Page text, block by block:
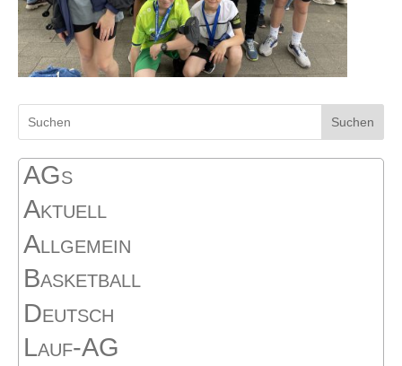
Suchen
AGs
Aktuell
Allgemein
Basketball
Deutsch
Lauf-AG